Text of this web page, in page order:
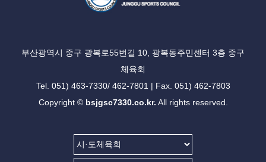
부산광역시 중구 광복로55번길 10, 광복동주민센터 3층 중구
체육회
Tel. 051) 463-7330/ 462-7801 | Fax. 051) 462-7803
Copyright © bsjgsc7330.co.kr. All rights reserved.